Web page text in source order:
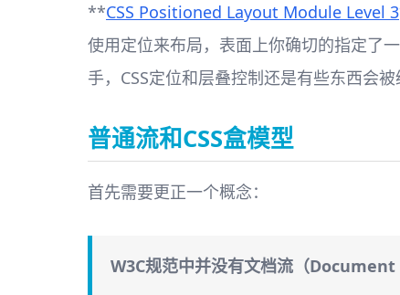
**CSS Positioned Layout Module Level 3
使用定位来布局，表面上你确切的指定了
手，CSS定位和层叠控制还是有些东西会
普通流和CSS盒模型
首先需要更正一个概念：
W3C规范中并没有文档流（